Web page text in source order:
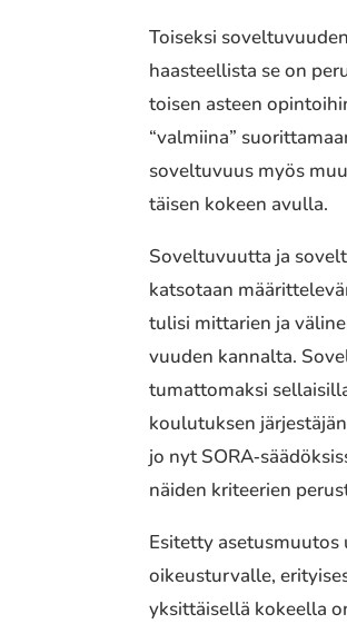
Toiseksi
haas­teel­lis­ta se on
toisen asteen
“valmii­na”
sovel­tu­vuus myös
täi­sen kokeen avulla.
Soveltuvuutta ja
katso­taan
tulisi mitta­rien ja
vuu­den kannal­ta.
tu­mat­to­mak­si
koulu­tuk­sen
jo nyt
näiden kritee­rien
Esitetty asetus­muu­tos
oikeus­tur­val­le,
yksit­täi­sel­lä kokeel­la